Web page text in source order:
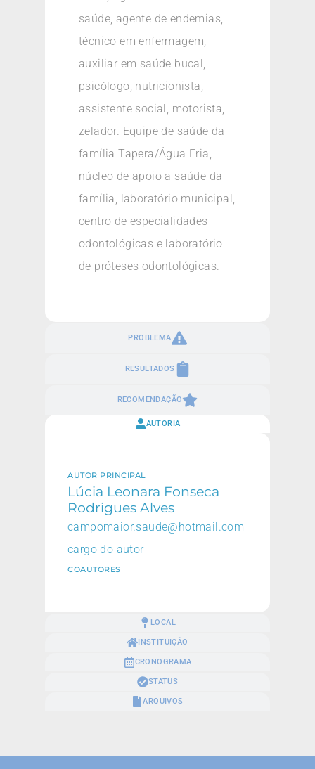
PROBLEMA
RESULTADOS
RECOMENDAÇÃO
saúde, agente de endemias,
técnico em enfermagem,
auxiliar em saúde bucal,
psicólogo, nutricionista,
assistente social, motorista,
zelador. Equipe de saúde da
família Tapera/Água Fria,
núcleo de apoio a saúde da
família, laboratório municipal,
centro de especialidades
odontológicas e laboratório
de próteses odontológicas.
AUTORIA
LOCAL
INSTITUIÇÃO
CRONOGRAMA
STATUS
ARQUIVOS
AUTOR PRINCIPAL
Lúcia Leonara Fonseca
Rodrigues Alves
campomaior.saude@hotmail.com
cargo do autor
COAUTORES